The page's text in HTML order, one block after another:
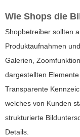
Wie Shops die
Shopbetreiber sollten
Produktaufnahmen
Galerien,
dargestellten
Transparente
welches von Kunden
strukturierte
Details.